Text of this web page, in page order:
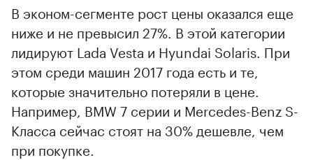
В эконом-сегменте рост цены оказался еще
ниже и не превысил 27%. В этой категории
лидируют Lada Vesta и Hyundai Solaris. При
этом среди машин 2017 года есть и те,
которые значительно потеряли в цене.
Например, BMW 7 серии и Mercedes-Benz S-
Класса сейчас стоят на 30% дешевле, чем
при покупке.